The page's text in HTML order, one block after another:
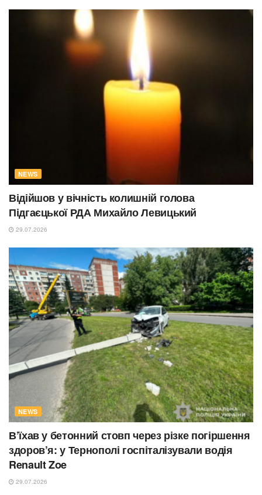
NEWS
Відійшов у вічність колишній голова
Підгаєцької РДА Михайло Левицький
29.07.2026
NEWS
В’їхав у бетонний стовп через різке погіршення
здоров’я: у Тернополі госпіталізували водія
Renault Zoe
29.07.2026